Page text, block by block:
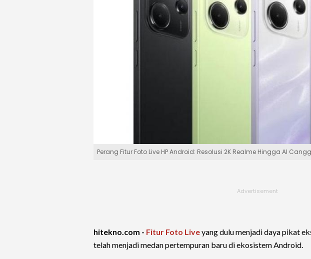
Perang Fitur Foto Live HP Android: Resolusi 2K Realme Hingga AI
hitekno.com - Fitur Foto Liveyang dulu menjadi daya pikat
telah menjadi medan pertempuran baru di ekosistem Android.